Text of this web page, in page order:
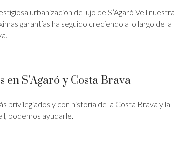
urbanización de lujo de S’Agaró Vell nuestra
garantías ha seguido creciendo a lo largo de la
S’Agaró y Costa Brava
privilegiados y con historia de la Costa Brava y la
podemos ayudarle.